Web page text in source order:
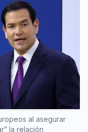
al asegurar
la relación